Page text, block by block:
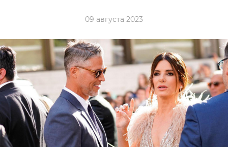
09 августа 2023